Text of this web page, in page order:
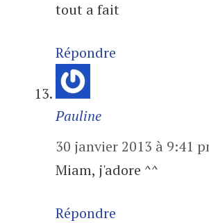
tout a fait
Répondre
Pauline
30 janvier 2013 à 9:41
Miam, j'adore ^^
Répondre